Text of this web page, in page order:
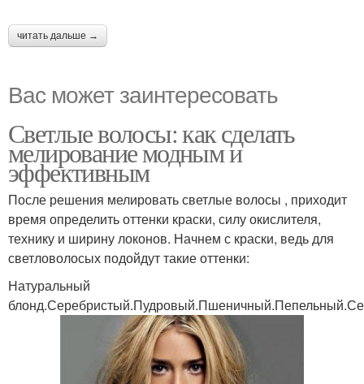
читать дальше →
Вас может заинтересовать
Светлые волосы: как сделать
мелирование модным и
эффективным
После решения мелировать светлые волосы , приходит
время определить оттенки краски, силу окислителя,
технику и ширину локонов. Начнем с краски, ведь для
светловолосых подойдут такие оттенки:
Натуральный